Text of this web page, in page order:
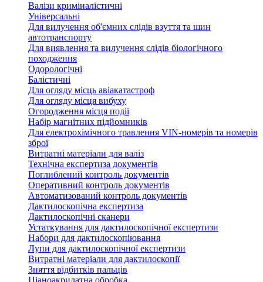
Валізи криміналістичні
Універсальні
Для вилучення об'ємних слідів взуття та шин
автотранспорту
Для виявлення та вилучення слідів біологічного
походження
Одорологічні
Балістичні
Для огляду місць авіакатастроф
Для огляду місця вибуху
Огородження місця події
Набір магнітних підйомників
Для електрохімічного травлення VIN-номерів та номерів
зброї
Витратні матеріали для валіз
Технічна експертиза документів
Поглиблений контроль документів
Оперативний контроль документів
Автоматизований контроль документів
Дактилоскопічна експертиза
Дактилоскопічні сканери
Устаткування для дактилоскопічної експертизи
Набори для дактилоскопіювання
Лупи для дактилоскопічної експертизи
Витратні матеріали для дактилоскопії
Зняття відбитків пальців
Ціаноакрилатна обробка